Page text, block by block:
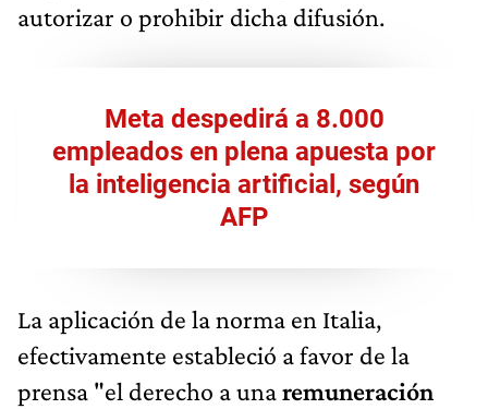
autorizar o prohibir dicha difusión.
Meta despedirá a 8.000
empleados en plena apuesta por
la inteligencia artificial, según
AFP
La aplicación de la norma en Italia,
efectivamente estableció a favor de la
prensa "el derecho a unaremuneración